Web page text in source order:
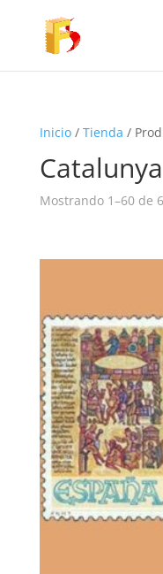
Inicio/ Tienda /
Catalunya
Mostrando 1–60 de